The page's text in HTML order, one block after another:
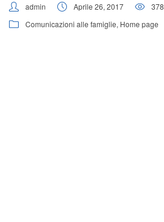
admin Aprile 26, 2017 378
Comunicazioni alle famiglie, Home page